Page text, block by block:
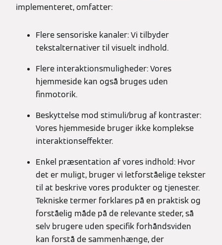
implementeret, omfatter:
Flere sensoriske kanaler: Vi tilbyder
tekstalternativer til visuelt indhold.
Flere interaktionsmuligheder: Vores
hjemmeside kan også bruges uden
finmotorik.
Beskyttelse mod stimuli/brug af kontraster:
Vores hjemmeside bruger ikke komplekse
interaktionseffekter.
Enkel præsentation af vores indhold: Hvor
det er muligt, bruger vi letforståelige tekster
til at beskrive vores produkter og tjenester.
Tekniske termer forklares på en praktisk og
forståelig måde på de relevante steder, så
selv brugere uden specifik forhåndsviden
kan forstå de sammenhænge, der